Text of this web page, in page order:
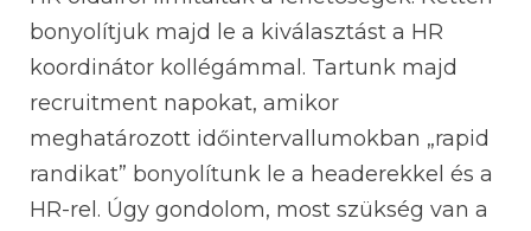
bonyolítjuk majd le a kiválasztást a HR
koordinátor kollégámmal. Tartunk majd
recruitment napokat, amikor
meghatározott időintervallumokban „rapid
randikat” bonyolítunk le a headerekkel és a
HR-rel. Úgy gondolom, most szükség van a